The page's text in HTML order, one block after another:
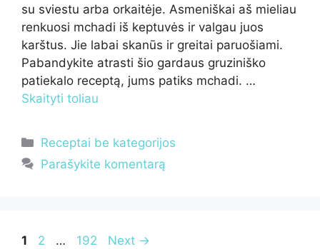
su sviestu arba orkaitėje. Asmeniškai aš mieliau
renkuosi mchadi iš keptuvės ir valgau juos
karštus. Jie labai skanūs ir greitai paruošiami.
Pabandykite atrasti šio gardaus gruziniško
patiekalo receptą, jums patiks mchadi. …
Skaityti toliau
Kategorijos
Receptai be kategorijos
Parašykite komentarą
Page
1 Page
2 … Page
192 Next →